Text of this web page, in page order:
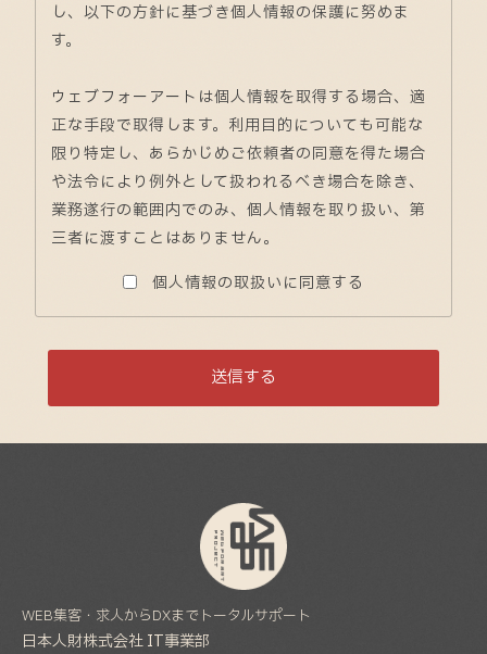
し、以下の方針に基づき個人情報の保護に努めま
す。
ウェブフォーアートは個人情報を取得する場合、適
正な手段で取得します。利用目的についても可能な
限り特定し、あらかじめご依頼者の同意を得た場合
や法令により例外として扱われるべき場合を除き、
業務遂行の範囲内でのみ、個人情報を取り扱い、第
三者に渡すことはありません。
個人情報の取扱いに同意する
このフィールドは空のままにしてください。
WEB集客・求人からDXまでトータルサポート
日本人財株式会社 IT事業部